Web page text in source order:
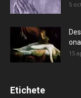
5
15
Etichete